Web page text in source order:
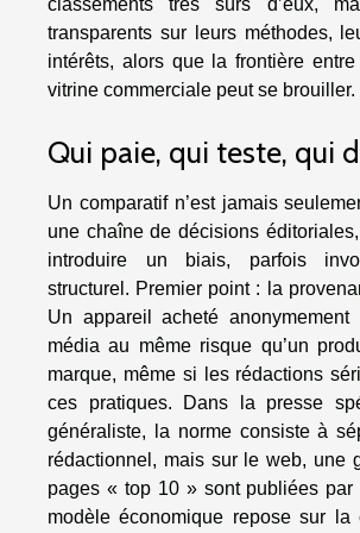
transparents sur leurs méthodes,
intérêts, alors que la frontière
vitrine commerciale peut se brouiller.
Qui paie, qui teste, qui
Un comparatif n’est jamais
une chaîne de décisions
introduire un biais, parfois
structurel. Premier point : la
Un appareil acheté anonymement
média au même risque qu’un
marque, même si les rédactions
ces pratiques. Dans la presse
généraliste, la norme consiste à
rédactionnel, mais sur le web, une
pages « top 10 » sont publiées
modèle économique repose sur la